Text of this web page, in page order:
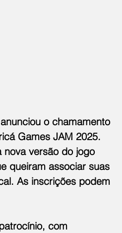
o chamamento
Games JAM 2025.
nova versão do jogo
queiram associar suas
As inscrições podem
com